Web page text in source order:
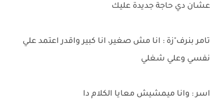
عشان دي حاجة جديدة عليك
تامر بنرف"زة : انا مش صغير، انا كبير واقدر اعتمد علي
نفسي وعلي شغلي
اسر : وانا ميمشيش معايا الكلام دا